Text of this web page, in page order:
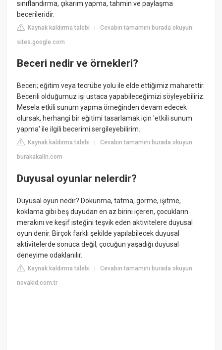
sınıflandırma, çıkarım yapma, tahmin ve paylaşma
becerileridir.
Kaynak kaldırma talebi |Cevabın tamamını burada okuyun:
sites.google.com
Beceri nedir ve örnekleri?
Beceri; eğitim veya tecrübe yolu ile elde ettiğimiz maharettir.
Becerili olduğumuz işi ustaca yapabileceğimizi söyleyebiliriz.
Mesela etkili sunum yapma örneğinden devam edecek
olursak, herhangi bir eğitimi tasarlamak için 'etkili sunum
yapma' ile ilgili becerimi sergileyebilirim.
Kaynak kaldırma talebi |Cevabın tamamını burada okuyun:
burakakalin.com
Duyusal oyunlar nelerdir?
Duyusal oyun nedir? Dokunma, tatma, görme, işitme,
koklama gibi beş duyudan en az birini içeren, çocukların
merakını ve keşif isteğini teşvik eden aktivitelere duyusal
oyun denir. Birçok farklı şekilde yapılabilecek duyusal
aktivitelerde sonuca değil, çocuğun yaşadığı duyusal
deneyime odaklanılır.
Kaynak kaldırma talebi |Cevabın tamamını burada okuyun:
novakid.com.tr